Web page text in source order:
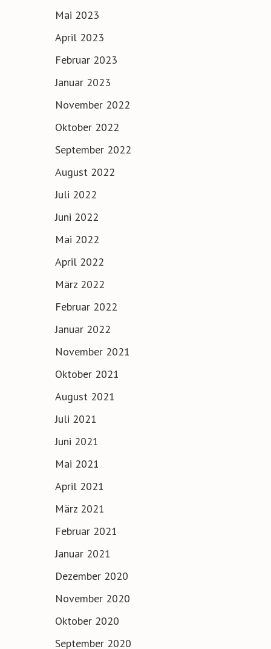
Mai 2023
April 2023
Februar 2023
Januar 2023
November 2022
Oktober 2022
September 2022
August 2022
Juli 2022
Juni 2022
Mai 2022
April 2022
März 2022
Februar 2022
Januar 2022
November 2021
Oktober 2021
August 2021
Juli 2021
Juni 2021
Mai 2021
April 2021
März 2021
Februar 2021
Januar 2021
Dezember 2020
November 2020
Oktober 2020
September 2020